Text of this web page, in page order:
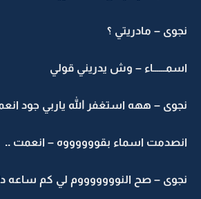
نجوى – مادريتي ؟
اسمــــــاء – وش يدريني قولي
نجوى – ههه استغفر الله ياربي جود
انصدمت اسماء بقووووووه – انعمت ..
نجوى – صح النوووووووم لي كم ساعه